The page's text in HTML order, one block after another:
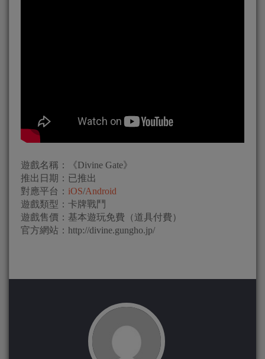
遊戲名稱：《Divine Gate》
推出日期：已推出
對應平台： iOS/Android
遊戲類型：卡牌戰鬥
遊戲售價：基本遊玩免費（道具付費）
官方網站：http://divine.gungho.jp/